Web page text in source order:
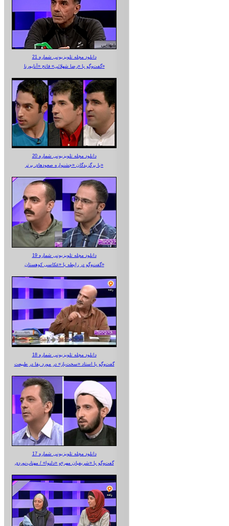
دانلود مجله تلویزیونی شماره 21
گفت‌وگو با «رضا شهلائی» فاتح «آناپورنا»
دانلود مجله تلویزیونی شماره 20
با برگزیدگان «جشنواره صعودهای برتر»
دانلود مجله تلویزیونی شماره 19
گفت‌وگو در رابطه با «عکاسی کوهستان»
دانلود مجله تلویزیونی شماره 18
گفت‌وگو با استاد «سخت‌باز» در مورد بقا در طبیعت
دانلود مجله تلویزیونی شماره 17
گفت‌وگو با «شریفیان مهر»‌و «دلنوا» / مهتاب‌نوردی